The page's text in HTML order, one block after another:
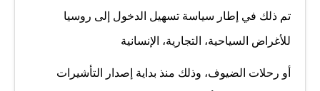
تم ذلك في إطار سياسة تسهيل الدخول إلى روسيا
للأغراض السياحية، التجارية، الإنسانية
أو رحلات الضيوف، وذلك منذ بداية إصدار التأشيرات